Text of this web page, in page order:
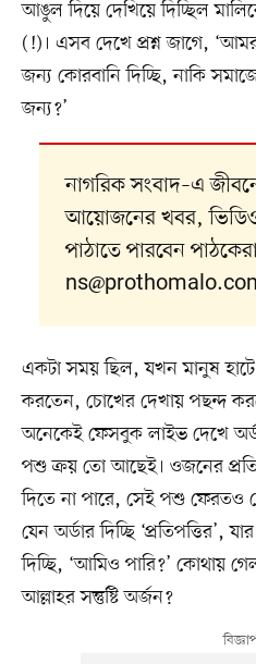
আঙুল দিয়ে দেখিয়ে দিচ্ছিল
(!)। এসব দেখে প্রশ্ন জাগে,
জন্য কোরবানি দিচ্ছি, নাকি
জন্য?’
নাগরিক সংবাদ–এ
আয়োজনের খবর,
পাঠাতে পারবেন
একটা সময় ছিল, যখন মানুষ
করতেন, চোখের দেখায় পছন্দ
অনেকেই ফেসবুক লাইভ দেখে
পশু ক্রয় তো আছেই। ওজনের
দিতে না পারে, সেই পশু
যেন অর্ডার দিচ্ছি ‘প্রতিপত্তির’,
দিচ্ছি, ‘আমিও পারি?’ কোথায়
আল্লাহর সন্তুষ্টি অর্জন?